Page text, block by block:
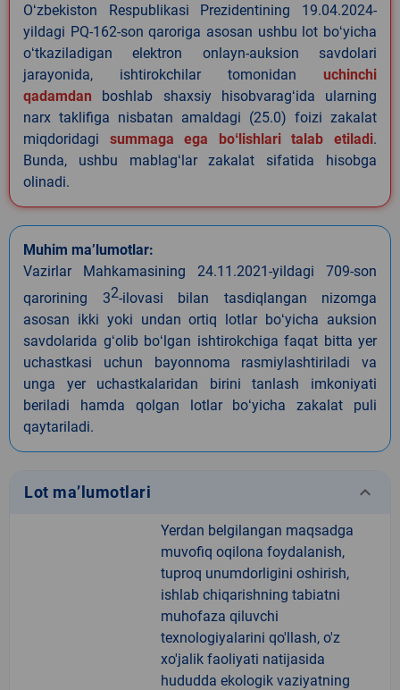
Oʻzbekiston Respublikasi Prezidentining 19.04.2024-
yildagi PQ-162-son qaroriga asosan ushbu lot boʻyicha
oʻtkaziladigan elektron onlayn-auksion savdolari
jarayonida, ishtirokchilar tomonidan uchinchi
qadamdan boshlab shaxsiy hisobvaragʻida ularning
narx taklifiga nisbatan amaldagi (25.0) foizi zakalat
miqdoridagi summaga ega boʻlishlari talab etiladi.
Bunda, ushbu mablagʻlar zakalat sifatida hisobga
olinadi.
Muhim ma’lumotlar:
Vazirlar Mahkamasining 24.11.2021-yildagi 709-son
qarorining 32-ilovasi bilan tasdiqlangan nizomga
asosan ikki yoki undan ortiq lotlar boʻyicha auksion
savdolarida gʻolib boʻlgan ishtirokchiga faqat bitta yer
uchastkasi uchun bayonnoma rasmiylashtiriladi va
unga yer uchastkalaridan birini tanlash imkoniyati
beriladi hamda qolgan lotlar boʻyicha zakalat puli
qaytariladi.
Lot ma’lumotlari keyboard_arrow_down
Yerdan belgilangan maqsadga
muvofiq oqilona foydalanish,
tuproq unumdorligini oshirish,
ishlab chiqarishning tabiatni
muhofaza qiluvchi
texnologiyalarini qo'llash, o'z
xo'jalik faoliyati natijasida
hududda ekologik vaziyatning